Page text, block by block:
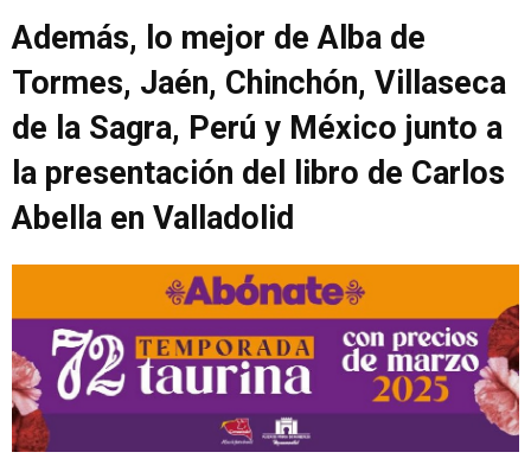
Además, lo mejor de Alba de
Tormes, Jaén, Chinchón, Villaseca
de la Sagra, Perú y México junto a
la presentación del libro de Carlos
Abella en Valladolid